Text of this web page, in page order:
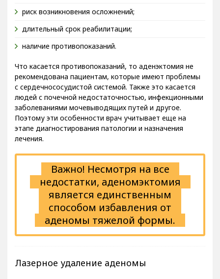
риск возникновения осложнений;
длительный срок реабилитации;
наличие противопоказаний.
Что касается противопоказаний, то аденэктомия не
рекомендована пациентам, которые имеют проблемы
с сердечнососудистой системой. Также это касается
людей с почечной недостаточностью, инфекционными
заболеваниями мочевыводящих путей и другое.
Поэтому эти особенности врач учитывает еще на
этапе диагностирования патологии и назначения
лечения.
Важно! Несмотря на все
недостатки, аденомэктомия
является единственным
способом избавления от
аденомы тяжелой формы.
Лазерное удаление аденомы